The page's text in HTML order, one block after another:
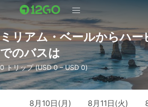
ミリアム・ベールからハー
でのバスは
0 トリップ (USD 0 – USD 0)
8月10日(月) 8月11日(火)